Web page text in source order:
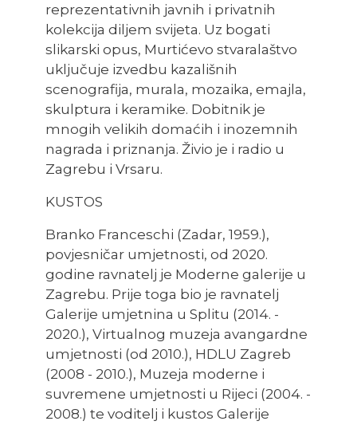
reprezentativnih javnih i privatnih
kolekcija diljem svijeta. Uz bogati
slikarski opus, Murtićevo stvaralaštvo
uključuje izvedbu kazališnih
scenografija, murala, mozaika, emajla,
skulptura i keramike. Dobitnik je
mnogih velikih domaćih i inozemnih
nagrada i priznanja. Živio je i radio u
Zagrebu i Vrsaru.
KUSTOS
Branko Franceschi (Zadar, 1959.),
povjesničar umjetnosti, od 2020.
godine ravnatelj je Moderne galerije u
Zagrebu. Prije toga bio je ravnatelj
Galerije umjetnina u Splitu (2014. -
2020.), Virtualnog muzeja avangardne
umjetnosti (od 2010.), HDLU Zagreb
(2008 - 2010.), Muzeja moderne i
suvremene umjetnosti u Rijeci (2004. -
2008.) te voditelj i kustos Galerije